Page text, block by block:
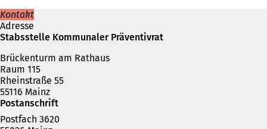
Kontakt
Adresse
Stabsstelle Kommunaler Präventivrat
Brückenturm am Rathaus
Raum 115
Rheinstraße 55
55116 Mainz
Postanschrift
Postfach 3620